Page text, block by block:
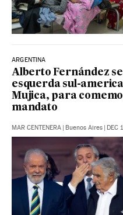
ARGENTINA
Alberto Fernández
esquerda sul-
Mujica, para
mandato
MAR CENTENERA | Buenos Aires | DEC